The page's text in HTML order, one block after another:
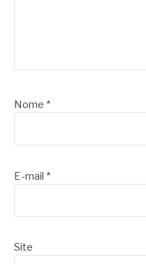
Nome *
E-mail *
Site